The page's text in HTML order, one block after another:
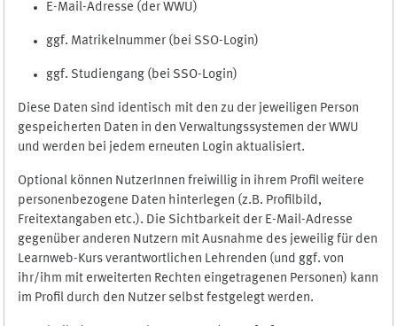
E-Mail-Adresse (der WWU)
ggf. Matrikelnummer (bei SSO-Login)
ggf. Studiengang (bei SSO-Login)
Diese Daten sind identisch mit den zu der jeweiligen Person
gespeicherten Daten in den Verwaltungssystemen der WWU
und werden bei jedem erneuten Login aktualisiert.
Optional können NutzerInnen freiwillig in ihrem Profil weitere
personenbezogene Daten hinterlegen (z.B. Profilbild,
Freitextangaben etc.). Die Sichtbarkeit der E-Mail-Adresse
gegenüber anderen Nutzern mit Ausnahme des jeweilig für den
Learnweb-Kurs verantwortlichen Lehrenden (und ggf. von
ihr/ihm mit erweiterten Rechten eingetragenen Personen) kann
im Profil durch den Nutzer selbst festgelegt werden.